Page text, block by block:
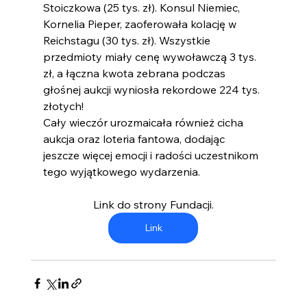
Stoiczkowa (25 tys. zł). Konsul Niemiec,
Kornelia Pieper, zaoferowała kolację w
Reichstagu (30 tys. zł). Wszystkie
przedmioty miały cenę wywoławczą 3 tys.
zł, a łączna kwota zebrana podczas
głośnej aukcji wyniosła rekordowe 224 tys.
złotych!
Cały wieczór urozmaicała również cicha
aukcja oraz loteria fantowa, dodając
jeszcze więcej emocji i radości uczestnikom
tego wyjątkowego wydarzenia.
Link do strony Fundacji.
Link